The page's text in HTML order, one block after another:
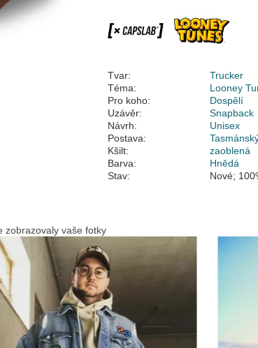
Tvar:
Trucker
Téma:
Looney
Pro koho:
Dospělí
Uzávěr:
Snapback
Návrh:
Unisex
Postava:
Kšilt:
zaoblená
Barva:
Hnědá
Stav:
Nové;
zobrazovaly vaše fotky